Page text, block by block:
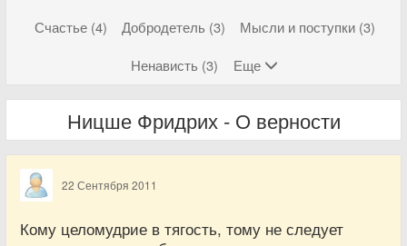
Счастье (4)
Добродетель (3)
Мысли и поступки (3)
Ненависть (3)
Еще
Ницше Фридрих - О верности
22 Сентября 2011
Кому целомудрие в тягость, тому не следует